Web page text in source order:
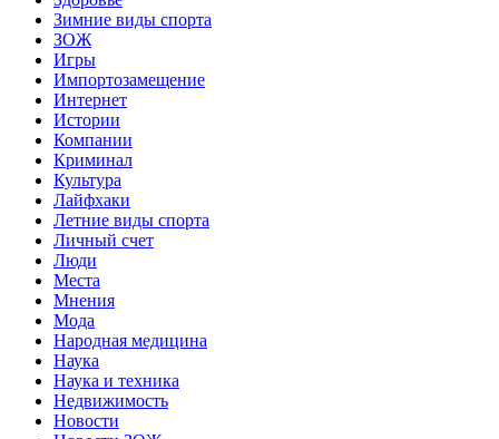
Зимние виды спорта
ЗОЖ
Игры
Импортозамещение
Интернет
Истории
Компании
Криминал
Культура
Лайфхаки
Летние виды спорта
Личный счет
Люди
Места
Мнения
Мода
Народная медицина
Наука
Наука и техника
Недвижимость
Новости